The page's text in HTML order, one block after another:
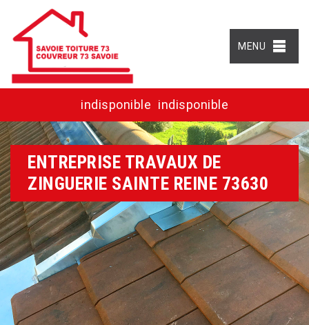
MENU
indisponible indisponible
ENTREPRISE TRAVAUX DE
ZINGUERIE SAINTE REINE 73630